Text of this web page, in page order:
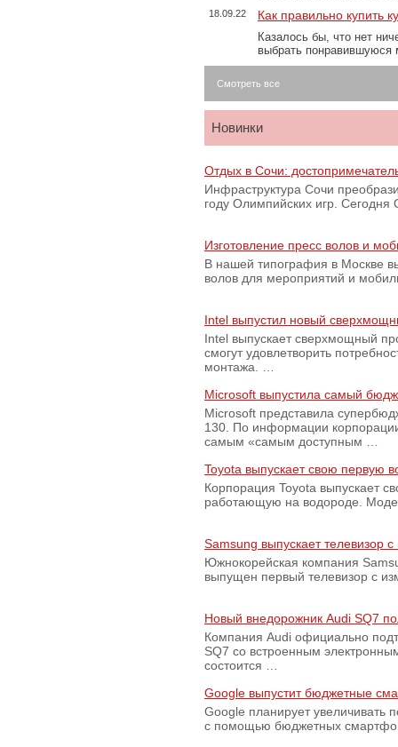
18.09.22 Как правильно купить
Казалось бы, что нет
выбрать
Смотреть все
Новинки
Отдых в Сочи:
Инфраструктура Сочи
году Олимпийских игр.
Изготовление пресс волов и
В нашей типография в Москве
волов для мероприятий и
Intel выпустил новый
Intel выпускает сверхмощный
смогут удовлетворить
монтажа. …
Microsoft выпустила самый
Microsoft представила
130. По информации
самым «самым доступным …
Toyota выпускает свою первую
Корпорация Toyota выпускает
работающую на водороде.
Samsung выпускает телевизор
Южнокорейская компания
выпущен первый телевизор с
Новый внедорожник Audi SQ7
Компания Audi официально
SQ7 со встроенным
состоится …
Google выпустит бюджетные
Google планирует увеличивать
с помощью бюджетных